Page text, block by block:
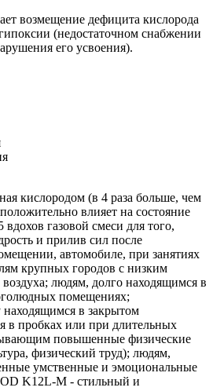
возмещение дефицита кислорода
(недостаточном снабжении
его усвоения).
кислородом (в 4 раза больше, чем
влияет на состояние
вдохов газовой смеси для того,
и прилив сил после
автомобиле, при занятиях
крупных городов с низким
людям, долго находящимся в
помещениях;
в закрытом
в пробках или при длительных
повышенные физические
физический труд); людям,
умственные и эмоциональные
K12L-M - стильный и